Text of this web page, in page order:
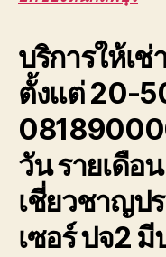
บริการให้เช่
ตั้งแต่ 20-
วัน รายเดือ
เชี่ยวชาญป
เซอร์ ปจ2 มี